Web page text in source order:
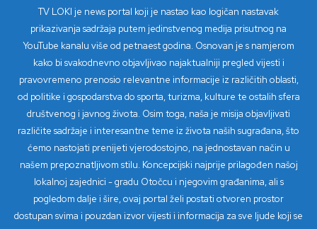
TV LOKI je news portal koji je nastao kao logičan nastavak
prikazivanja sadržaja putem jedinstvenog medija prisutnog na
YouTube kanalu više od petnaest godina. Osnovan je s namjerom
kako bi svakodnevno objavljivao najaktualniji pregled vijesti i
pravovremeno prenosio relevantne informacije iz različitih oblasti,
od politike i gospodarstva do sporta, turizma, kulture te ostalih sfera
društvenog i javnog života. Osim toga, naša je misija objavljivati
različite sadržaje i interesantne teme iz života naših sugrađana, što
ćemo nastojati prenijeti vjerodostojno, na jednostavan način u
našem prepoznatljivom stilu. Koncepcijski najprije prilagođen našoj
lokalnoj zajednici - gradu Otočcu i njegovim građanima, ali s
pogledom dalje i šire, ovaj portal želi postati otvoren prostor
dostupan svima i pouzdan izvor vijesti i informacija za sve ljude koji se